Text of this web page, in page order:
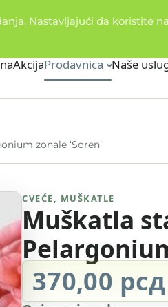
AkcijaProdavnica Naše
zonale ‘Soren’
CVEĆE, MUŠKATLE
Muškatla
370,00 рсд
Nastavljajući da koristite